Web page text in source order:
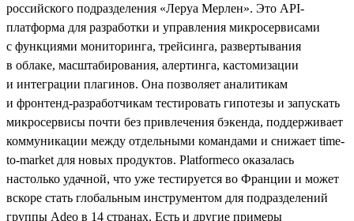
российского подразделения «Леруа Мерлен». Это API-
платформа для разработки и управления микросервисами
с функциями мониторинга, трейсинга, развертывания
в облаке, масштабирования, алертинга, кастомизации
и интеграции плагинов. Она позволяет аналитикам
и фронтенд-разработчикам тестировать гипотезы и запускать
микросервисы почти без привлечения бэкенда, поддерживает
коммуникации между отдельными командами и снижает time-
to-market для новых продуктов. Platformeco оказалась
настолько удачной, что уже тестируется во Франции и может
вскоре стать глобальным инструментом для подразделений
группы Adeo в 14 странах. Есть и другие примеры